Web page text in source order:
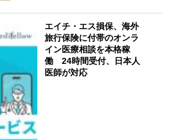
エイチ・エス損保、海外
旅行保険に付帯のオンラ
イン医療相談を本格稼
働 24時間受付、日本人
医師が対応